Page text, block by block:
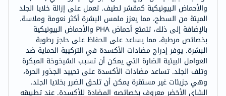
والأحماض البيونيكية كمقشر لطيف. تعمل على إزالة خلايا الجلد
الميتة من السطح، مما يعزز ملمس البشرة أكثر نعومة وملاسة.
بالإضافة إلى ذلك، تتمتع أحماض PHA والأحماض البيونيكية
بخصائص مرطبة، مما يساعد على الحفاظ على حاجز رطوبة
البشرة. يوفر إدراج مضادات الأكسدة في التركيبة الحماية ضد
العوامل البيئية الضارة التي يمكن أن تسبب الشيخوخة المبكرة
وتلف الجلد. تساعد مضادات الأكسدة على تحييد الجذور الحرة،
وهي جزيئات غير مستقرة يمكن أن تلحق الضرر بخلايا الجلد.
الشاي الأخضر معروف بخصائصه المضادة للأكسدة. عند تطبيقه